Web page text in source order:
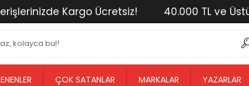
Kargo Ücretsiz! 40.000 TL ve Üstü
ÇOK SATANLAR MARKALAR YAZARLAR